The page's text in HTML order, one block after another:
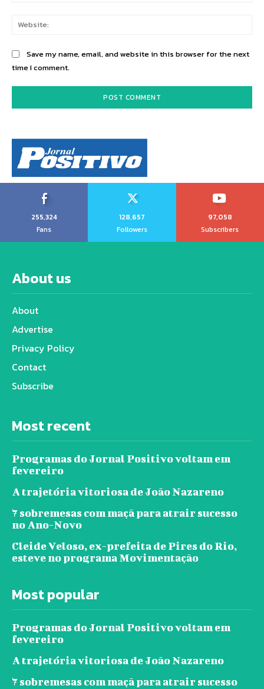
Save my name, email, and website in this browser for the next
time I comment.
255,324
Fans
128,657
Followers
97,058
Subscribers
About us
About
Advertise
Privacy Policy
Contact
Subscribe
Most recent
Programas do Jornal Positivo voltam em
fevereiro
A trajetória vitoriosa de João Nazareno
7 sobremesas com maçã para atrair sucesso
no Ano-Novo
Cleide Veloso, ex-prefeita de Pires do Rio,
esteve no programa Movimentação
Most popular
Programas do Jornal Positivo voltam em
fevereiro
A trajetória vitoriosa de João Nazareno
7 sobremesas com maçã para atrair sucesso